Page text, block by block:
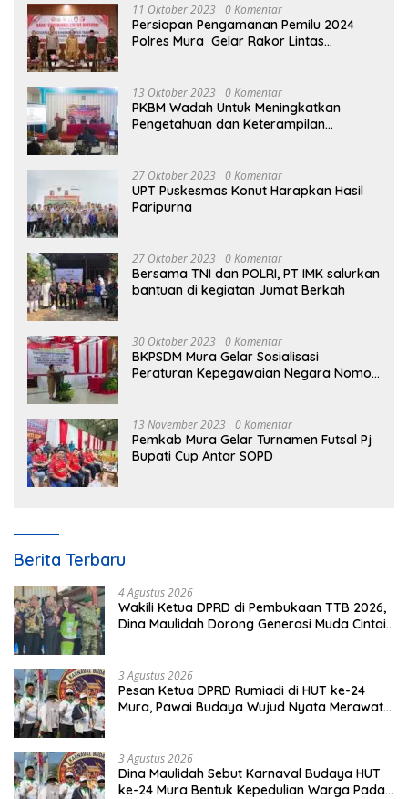
11 Oktober 2023 0 Komentar
Persiapan Pengamanan Pemilu 2024
Polres Mura Gelar Rakor Lintas
13 Oktober 2023 0 Komentar
PKBM Wadah Untuk Meningkatkan
Pengetahuan dan Keterampilan
27 Oktober 2023 0 Komentar
UPT Puskesmas Konut Harapkan Hasil
Paripurna
27 Oktober 2023 0 Komentar
Bersama TNI dan POLRI, PT IMK salurkan
bantuan di kegiatan Jumat Berkah
30 Oktober 2023 0 Komentar
BKPSDM Mura Gelar Sosialisasi
Peraturan Kepegawaian Negara Nomor
13 November 2023 0 Komentar
Pemkab Mura Gelar Turnamen Futsal Pj
Bupati Cup Antar SOPD
Berita Terbaru
4 Agustus 2026
Wakili Ketua DPRD di Pembukaan TTB 2026,
Dina Maulidah Dorong Generasi Muda Cintai
3 Agustus 2026
Pesan Ketua DPRD Rumiadi di HUT ke-24
Mura, Pawai Budaya Wujud Nyata Merawat
3 Agustus 2026
Dina Maulidah Sebut Karnaval Budaya HUT
ke-24 Mura Bentuk Kepedulian Warga Pada